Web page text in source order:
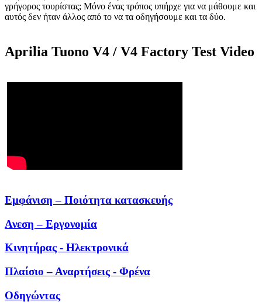
γρήγορος τουρίστας; Μόνο ένας τρόπος υπήρχε για να μάθουμε και
αυτός δεν ήταν άλλος από το να τα οδηγήσουμε και τα δύο.
Aprilia Tuono V4 / V4 Factory Test Video
Εμφάνιση – Ποιότητα κατασκευής
Ανεση – Εργονομία
Κινητήρας - Hλεκτρονικά
Πλαίσιο – Αναρτήσεις - Φρένα
Οδηγώντας